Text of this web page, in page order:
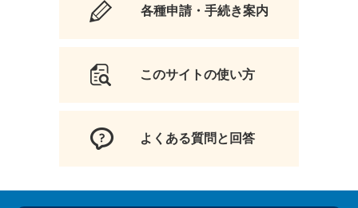
各種申請・手続き案内
このサイトの使い方
よくある質問と回答